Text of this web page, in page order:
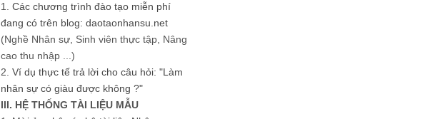
1. Các chương trình đào tạo miễn phí
đang có trên blog: daotaonhansu.net
(Nghề Nhân sự, Sinh viên thực tập, Nâng
cao thu nhập ...)
2. Ví dụ thực tế trả lời cho câu hỏi: "Làm
nhân sự có giàu được không ?"
III. HỆ THỐNG TÀI LIỆU MẪU